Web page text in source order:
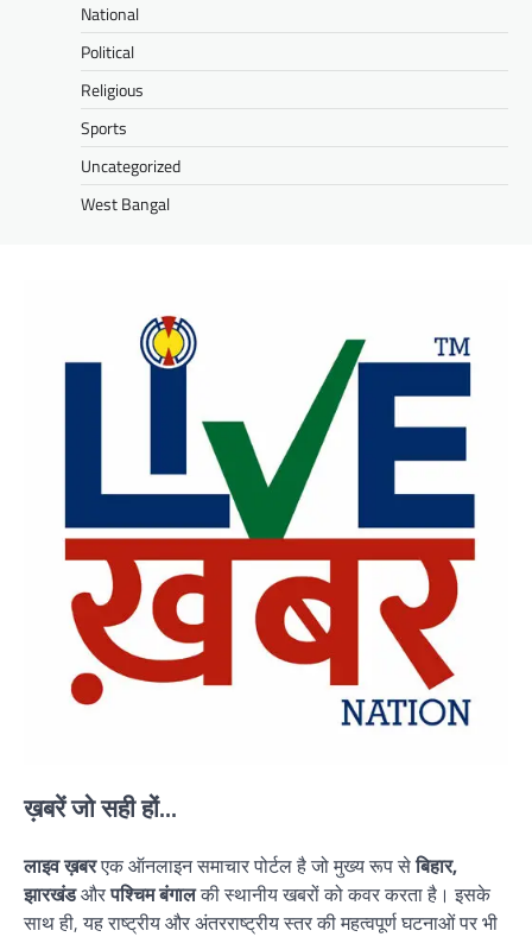
National
Political
Religious
Sports
Uncategorized
West Bangal
ख़बरें जो सही हों...
लाइव ख़बरएक ऑनलाइन समाचार पोर्टल है जो मुख्य रूप सेबिहार,
झारखंडऔरपश्चिम बंगालकी स्थानीय खबरों को कवर करता है। इसके
साथ ही, यह राष्ट्रीय और अंतरराष्ट्रीय स्तर की महत्वपूर्ण घटनाओं पर भी